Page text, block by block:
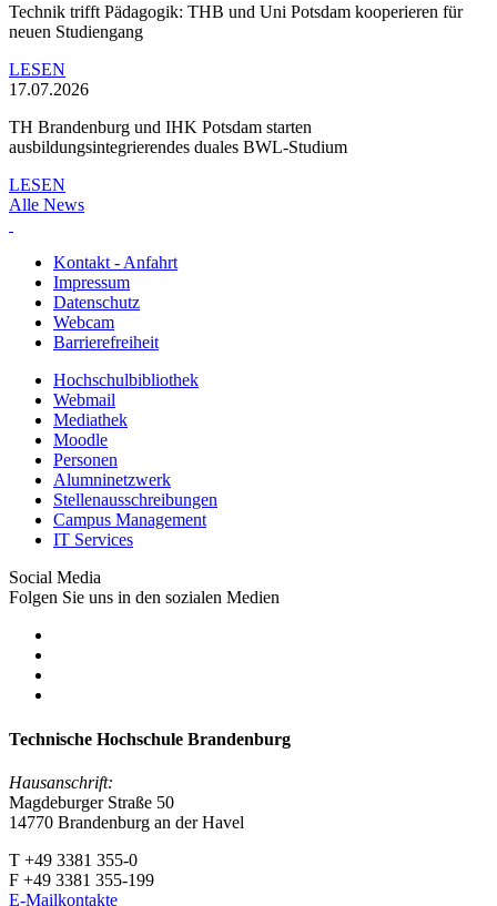
Technik trifft Pädagogik: THB und Uni Potsdam kooperieren für
neuen Studiengang
LESEN
17.07.2026
TH Brandenburg und IHK Potsdam starten
ausbildungsintegrierendes duales BWL-Studium
LESEN
Alle News
Kontakt - Anfahrt
Impressum
Datenschutz
Webcam
Barrierefreiheit
Hochschulbibliothek
Webmail
Mediathek
Moodle
Personen
Alumninetzwerk
Stellenausschreibungen
Campus Management
IT Services
Social Media
Folgen Sie uns in den sozialen Medien
Technische Hochschule Brandenburg
Hausanschrift:
Magdeburger Straße 50
14770 Brandenburg an der Havel
T +49 3381 355-0
F +49 3381 355-199
E-Mailkontakte